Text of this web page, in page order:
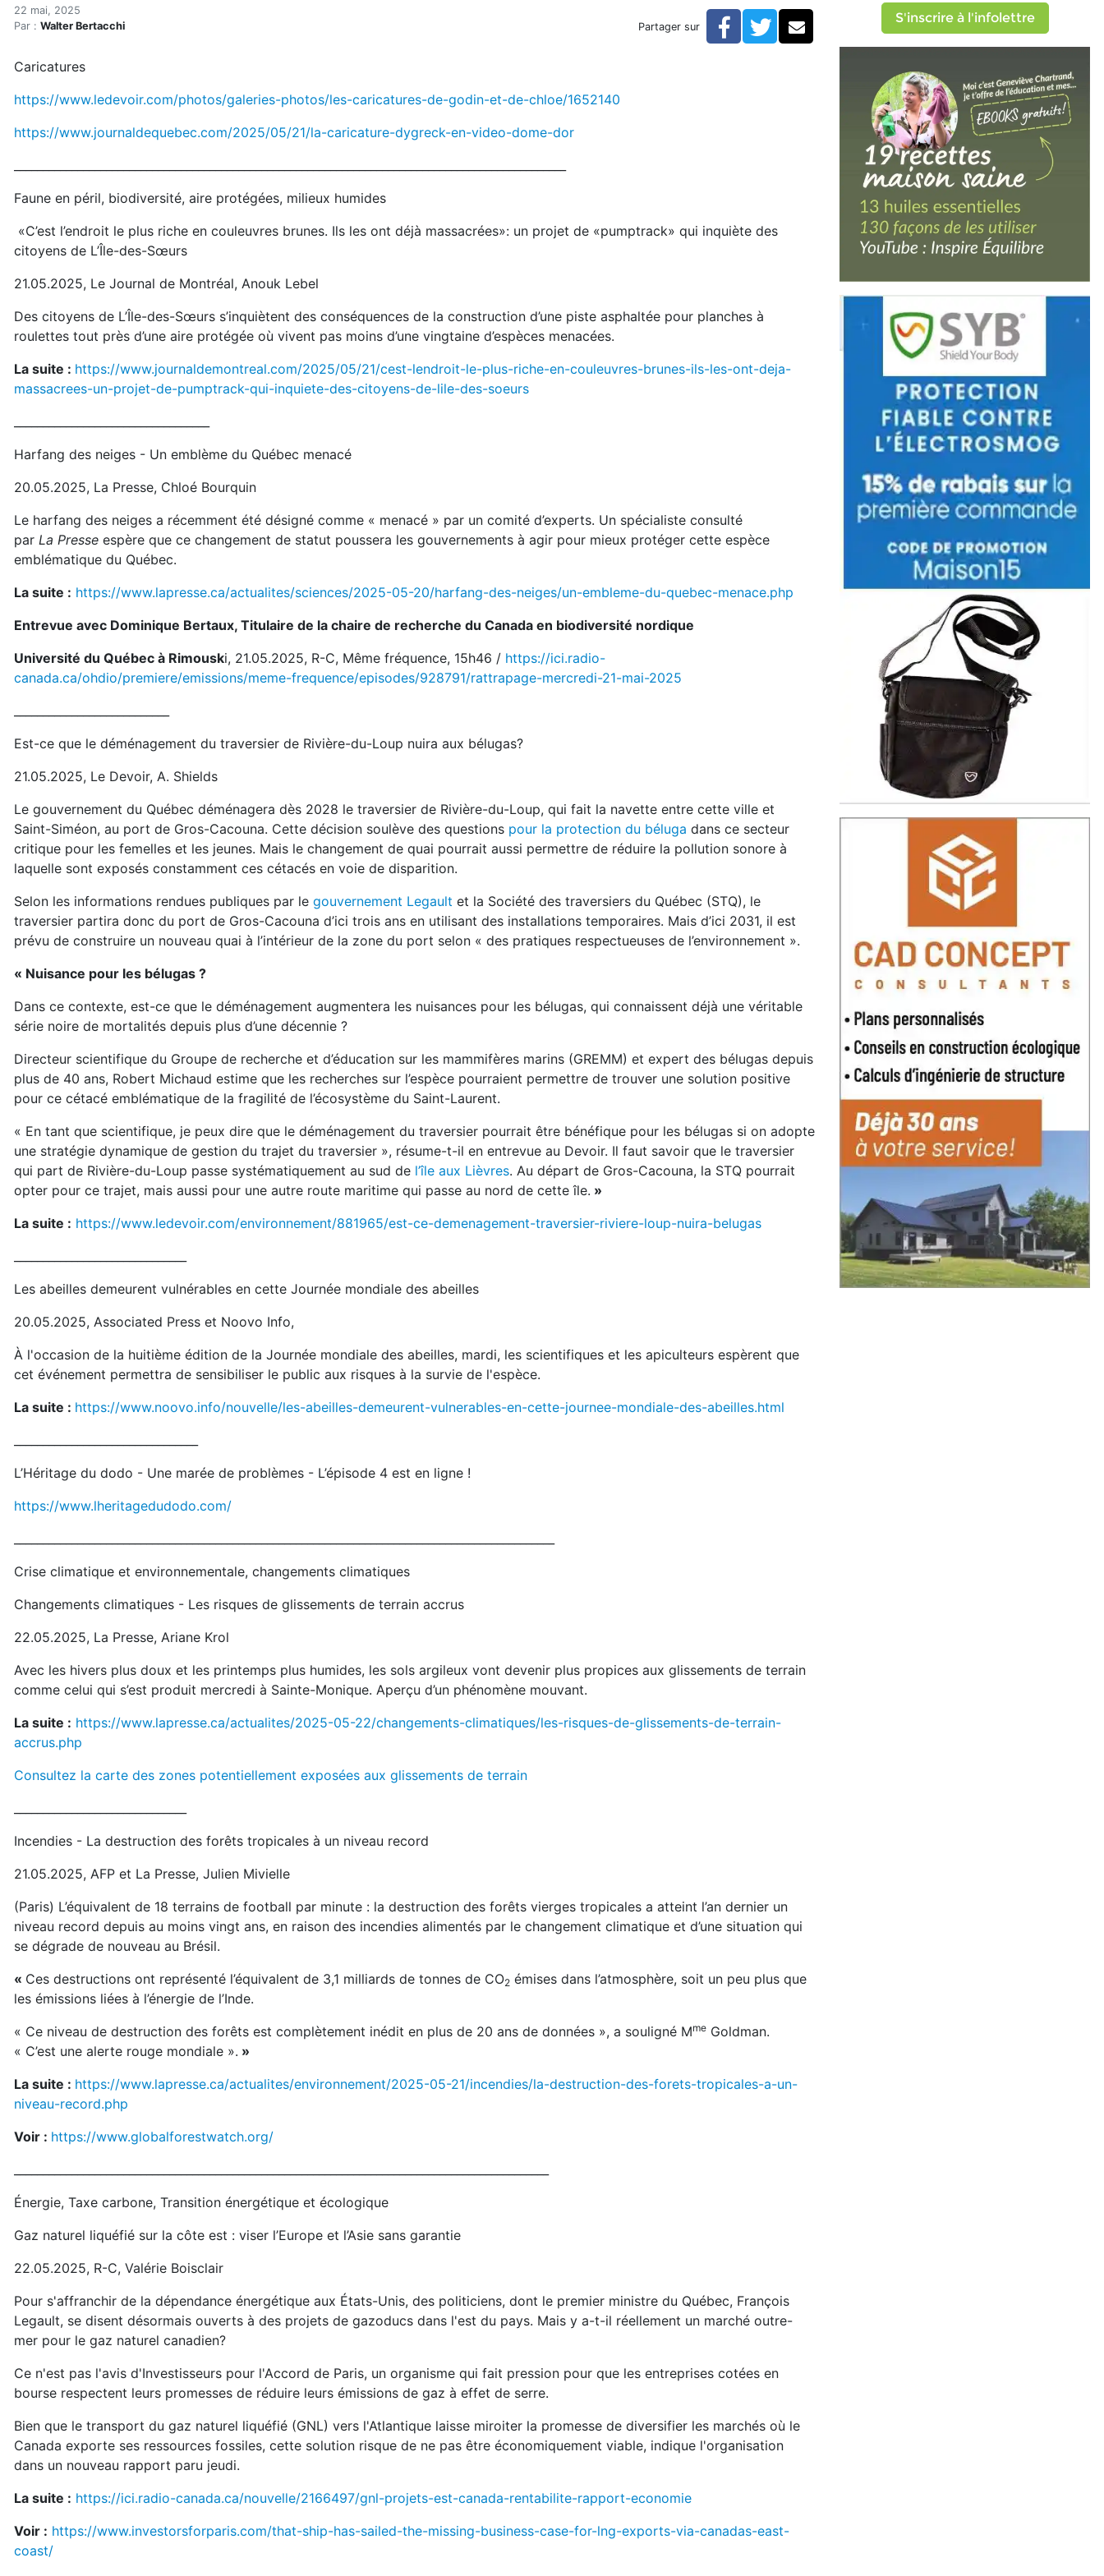
Accueil
Articles
Revue de presse environnementale du 22 mai
Revue de presse environnementale du 22 mai
22 mai, 2025
Par : Walter Bertacchi Partager sur Facebook
TwitterCourriel
Caricatures
https://www.ledevoir.com/photos/galeries-photos/les-caricatures-de-godin-et-de-chloe/1652140
https://www.journaldequebec.com/2025/05/21/la-caricature-dygreck-en-video-dome-dor
Faune en péril, biodiversité, aire protégées, milieux humides
«C’est l’endroit le plus riche en couleuvres brunes. Ils les ont déjà massacrées»: un projet de «pumptrack» qui inquiète des
citoyens de L’Île-des-Sœurs
21.05.2025, Le Journal de Montréal, Anouk Lebel
Des citoyens de L’Île-des-Sœurs s’inquiètent des conséquences de la construction d’une piste asphaltée pour planches à
roulettes tout près d’une aire protégée où vivent pas moins d’une vingtaine d’espèces menacées.
La suite : https://www.journaldemontreal.com/2025/05/21/cest-lendroit-le-plus-riche-en-couleuvres-brunes-ils-les-ont-deja-
massacrees-un-projet-de-pumptrack-qui-inquiete-des-citoyens-de-lile-des-soeurs
Harfang des neiges - Un emblème du Québec menacé
20.05.2025, La Presse, Chloé Bourquin
Le harfang des neiges a récemment été désigné comme « menacé » par un comité d’experts. Un spécialiste consulté
par La Presse espère que ce changement de statut poussera les gouvernements à agir pour mieux protéger cette espèce
emblématique du Québec.
La suite : https://www.lapresse.ca/actualites/sciences/2025-05-20/harfang-des-neiges/un-embleme-du-quebec-menace.php
Entrevue avec Dominique Bertaux, Titulaire de la chaire de recherche du Canada en biodiversité nordique
Université du Québec à Rimouski, 21.05.2025, R-C, Même fréquence, 15h46 / https://ici.radio-
canada.ca/ohdio/premiere/emissions/meme-frequence/episodes/928791/rattrapage-mercredi-21-mai-2025
Est-ce que le déménagement du traversier de Rivière-du-Loup nuira aux bélugas?
21.05.2025, Le Devoir, A. Shields
Le gouvernement du Québec déménagera dès 2028 le traversier de Rivière-du-Loup, qui fait la navette entre cette ville et
Saint-Siméon, au port de Gros-Cacouna. Cette décision soulève des questions pour la protection du béluga dans ce secteur
critique pour les femelles et les jeunes. Mais le changement de quai pourrait aussi permettre de réduire la pollution sonore à
laquelle sont exposés constamment ces cétacés en voie de disparition.
Selon les informations rendues publiques par le gouvernement Legault et la Société des traversiers du Québec (STQ), le
traversier partira donc du port de Gros-Cacouna d’ici trois ans en utilisant des installations temporaires. Mais d’ici 2031, il est
prévu de construire un nouveau quai à l’intérieur de la zone du port selon « des pratiques respectueuses de l’environnement ».
« Nuisance pour les bélugas ?
Dans ce contexte, est-ce que le déménagement augmentera les nuisances pour les bélugas, qui connaissent déjà une véritable
série noire de mortalités depuis plus d’une décennie ?
Directeur scientifique du Groupe de recherche et d’éducation sur les mammifères marins (GREMM) et expert des bélugas depuis
plus de 40 ans, Robert Michaud estime que les recherches sur l’espèce pourraient permettre de trouver une solution positive
pour ce cétacé emblématique de la fragilité de l’écosystème du Saint-Laurent.
« En tant que scientifique, je peux dire que le déménagement du traversier pourrait être bénéfique pour les bélugas si on adopte
une stratégie dynamique de gestion du trajet du traversier », résume-t-il en entrevue au Devoir. Il faut savoir que le traversier
qui part de Rivière-du-Loup passe systématiquement au sud de l’île aux Lièvres. Au départ de Gros-Cacouna, la STQ pourrait
opter pour ce trajet, mais aussi pour une autre route maritime qui passe au nord de cette île. »
La suite : https://www.ledevoir.com/environnement/881965/est-ce-demenagement-traversier-riviere-loup-nuira-belugas
Les abeilles demeurent vulnérables en cette Journée mondiale des abeilles
20.05.2025, Associated Press et Noovo Info,
À l'occasion de la huitième édition de la Journée mondiale des abeilles, mardi, les scientifiques et les apiculteurs espèrent que
cet événement permettra de sensibiliser le public aux risques à la survie de l'espèce.
La suite : https://www.noovo.info/nouvelle/les-abeilles-demeurent-vulnerables-en-cette-journee-mondiale-des-abeilles.html
L’Héritage du dodo - Une marée de problèmes - L’épisode 4 est en ligne !
https://www.lheritagedudodo.com/
Crise climatique et environnementale, changements climatiques
Changements climatiques - Les risques de glissements de terrain accrus
22.05.2025, La Presse, Ariane Krol
Avec les hivers plus doux et les printemps plus humides, les sols argileux vont devenir plus propices aux glissements de terrain
comme celui qui s’est produit mercredi à Sainte-Monique. Aperçu d’un phénomène mouvant.
La suite : https://www.lapresse.ca/actualites/2025-05-22/changements-climatiques/les-risques-de-glissements-de-terrain-
accrus.php
Consultez la carte des zones potentiellement exposées aux glissements de terrain
Incendies - La destruction des forêts tropicales à un niveau record
21.05.2025, AFP et La Presse, Julien Mivielle
(Paris) L’équivalent de 18 terrains de football par minute : la destruction des forêts vierges tropicales a atteint l’an dernier un
niveau record depuis au moins vingt ans, en raison des incendies alimentés par le changement climatique et d’une situation qui
se dégrade de nouveau au Brésil.
« Ces destructions ont représenté l’équivalent de 3,1 milliards de tonnes de CO2 émises dans l’atmosphère, soit un peu plus que
les émissions liées à l’énergie de l’Inde.
« Ce niveau de destruction des forêts est complètement inédit en plus de 20 ans de données », a souligné Mme Goldman.
« C’est une alerte rouge mondiale ». »
La suite : https://www.lapresse.ca/actualites/environnement/2025-05-21/incendies/la-destruction-des-forets-tropicales-a-un-
niveau-record.php
Voir : https://www.globalforestwatch.org/
Énergie, Taxe carbone, Transition énergétique et écologique
Gaz naturel liquéfié sur la côte est : viser l’Europe et l’Asie sans garantie
22.05.2025, R-C, Valérie Boisclair
Pour s'affranchir de la dépendance énergétique aux États-Unis, des politiciens, dont le premier ministre du Québec, François
Legault, se disent désormais ouverts à des projets de gazoducs dans l'est du pays. Mais y a-t-il réellement un marché outre-
mer pour le gaz naturel canadien?
Ce n'est pas l'avis d'Investisseurs pour l'Accord de Paris, un organisme qui fait pression pour que les entreprises cotées en
bourse respectent leurs promesses de réduire leurs émissions de gaz à effet de serre.
Bien que le transport du gaz naturel liquéfié (GNL) vers l'Atlantique laisse miroiter la promesse de diversifier les marchés où le
Canada exporte ses ressources fossiles, cette solution risque de ne pas être économiquement viable, indique l'organisation
dans un nouveau rapport paru jeudi.
La suite : https://ici.radio-canada.ca/nouvelle/2166497/gnl-projets-est-canada-rentabilite-rapport-economie
Voir : https://www.investorsforparis.com/that-ship-has-sailed-the-missing-business-case-for-lng-exports-via-canadas-east-
coast/
S'inscrire à l'infolettre